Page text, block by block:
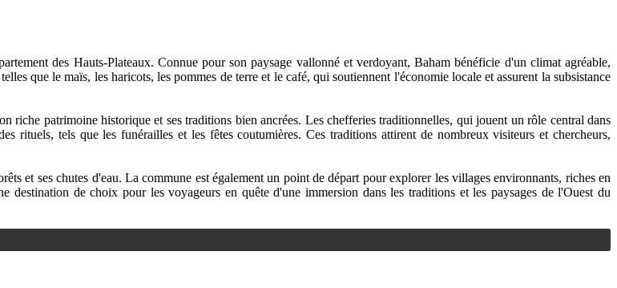
des Hauts-Plateaux. Connue pour son paysage vallonné et verdoyant, Baham bénéficie d'un climat agréable,
que le maïs, les haricots, les pommes de terre et le café, qui soutiennent l'économie locale et assurent la subsistance
riche patrimoine historique et ses traditions bien ancrées. Les chefferies traditionnelles, qui jouent un rôle central dans
rituels, tels que les funérailles et les fêtes coutumières. Ces traditions attirent de nombreux visiteurs et chercheurs,
et ses chutes d'eau. La commune est également un point de départ pour explorer les villages environnants, riches en
destination de choix pour les voyageurs en quête d'une immersion dans les traditions et les paysages de l'Ouest du